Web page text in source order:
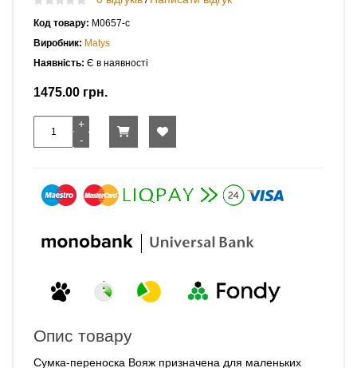
Код товару: М0657-с
Виробник: Matys
Наявність: Є в наявності
1475.00 грн.
Опис товару
Сумка-переноска Вояж призначена для маленьких